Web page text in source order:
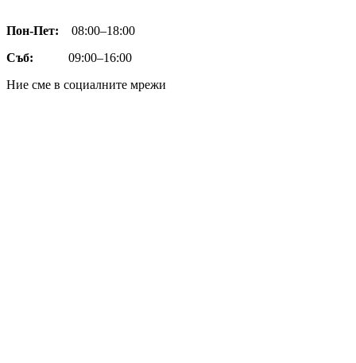
Пон-Пет: 08:00–18:00
Съб: 09:00–16:00
Ние сме в социалните мрежи